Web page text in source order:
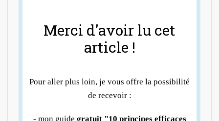
Merci d'avoir lu cet
article !
Pour aller plus loin, je vous offre la possibilité
de recevoir :
- mon guide gratuit "10 principes efficaces